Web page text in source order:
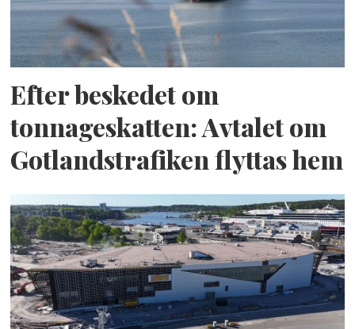
Efter beskedet om
tonnageskatten: Avtalet om
Gotlandstrafiken flyttas hem